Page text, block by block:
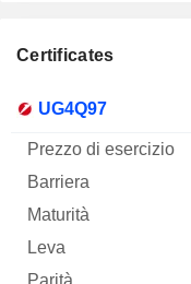
Certificates
Mnemo Tipo
esercizio
UG4Q97